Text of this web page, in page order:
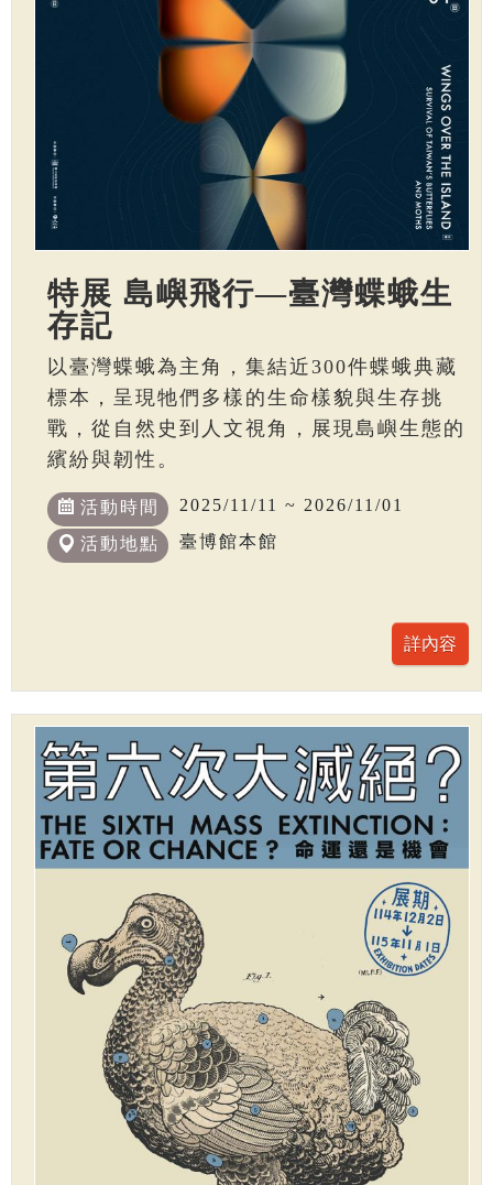
特展 島嶼飛行—臺灣蝶蛾生
存記
以臺灣蝶蛾為主角，集結近300件蝶蛾典藏
標本，呈現牠們多樣的生命樣貌與生存挑
戰，從自然史到人文視角，展現島嶼生態的
繽紛與韌性。
活動時間 2025/11/11 ~ 2026/11/01
活動地點 臺博館本館